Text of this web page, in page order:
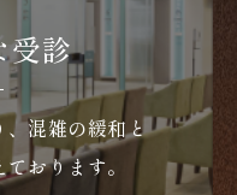
受診
、混雑の緩和と
おります。